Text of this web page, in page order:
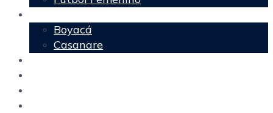
Boyacá
Casanare